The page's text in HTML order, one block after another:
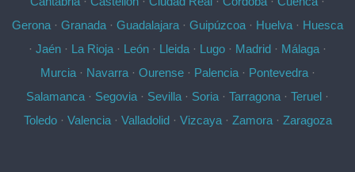
Gerona · Granada · Guadalajara · Guipúzcoa · Huelva · Huesca
· Jaén · La Rioja · León · Lleida · Lugo · Madrid · Málaga ·
Murcia· Navarra· Ourense· Palencia· Pontevedra·
Salamanca · Segovia · Sevilla · Soria · Tarragona · Teruel ·
Toledo· Valencia· Valladolid· Vizcaya· Zamora· Zaragoza